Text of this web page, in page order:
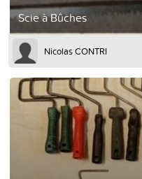
Scie à Bûches
Nicolas CONTRI